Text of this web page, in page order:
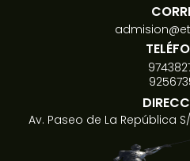
Av. Paseo de La República